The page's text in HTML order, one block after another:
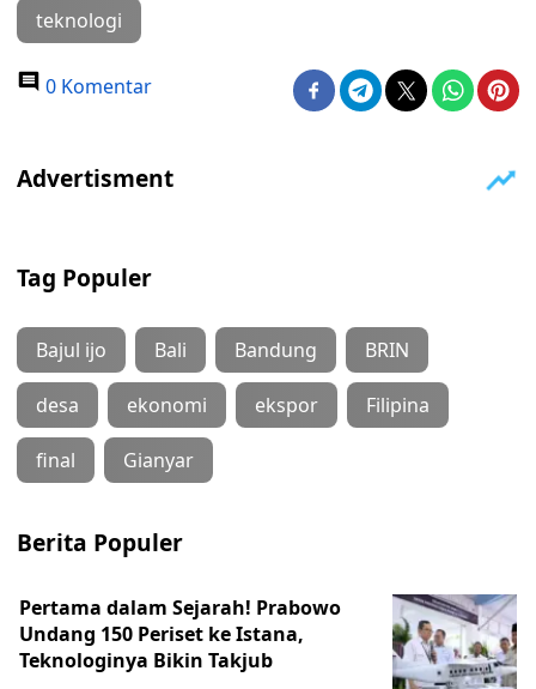
teknologi
0 Komentar
Tag Populer
Bajul ijo Bali Bandung BRIN
desa ekonomi ekspor Filipina
final Gianyar
Berita Populer
Pertama dalam Sejarah! Prabowo
Undang 150 Periset ke Istana,
Teknologinya Bikin Takjub